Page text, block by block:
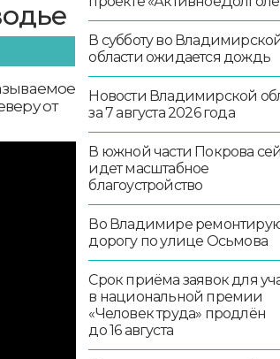
от
В субботу во
области ожидается дождь
Новости Владимирской
за 7 августа 2026 года
В южной части Покрова
идет масштабное
благоустройство
Во Владимире
дорогу по улице Осьмова
Срок приёма заявок для
в национальной премии
«Человек труда» продлён
до 16 августа